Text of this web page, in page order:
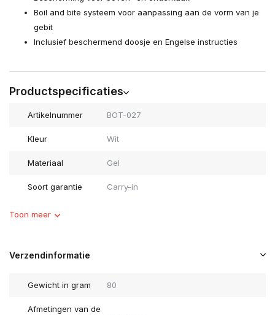
Boil and bite systeem voor aanpassing aan de vorm van je
gebit
Inclusief beschermend doosje en Engelse instructies
Productspecificaties
Artikelnummer BOT-027
Kleur Wit
Materiaal Gel
Soort garantie Carry-in
Toon meer
Verzendinformatie
Gewicht in gram 80
Afmetingen van de